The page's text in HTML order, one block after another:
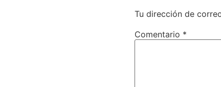
Tu dirección de
Comentario *